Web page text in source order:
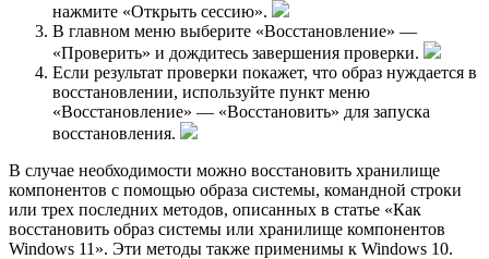
нажмите «Открыть сессию».
В главном меню выберите «Восстановление» —
«Проверить» и дождитесь завершения проверки.
Если результат проверки покажет, что образ нуждается в
восстановлении, используйте пункт меню
«Восстановление» — «Восстановить» для запуска
восстановления.
В случае необходимости можно восстановить хранилище
компонентов с помощью образа системы, командной строки
или трех последних методов, описанных в статье «Как
восстановить образ системы или хранилище компонентов
Windows 11». Эти методы также применимы к Windows 10.